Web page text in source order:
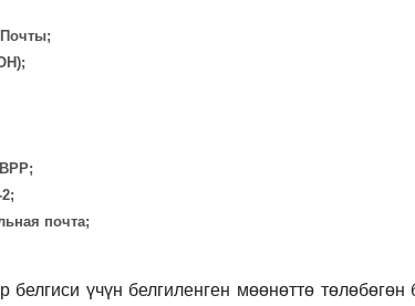
Почты;
почта;
белгиси үчүн белгиленген мөөнөттө